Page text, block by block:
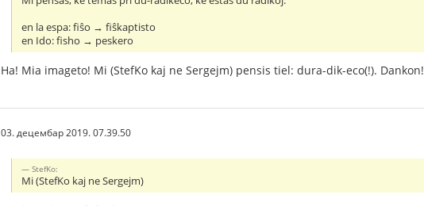
en la espa: fiŝo → fiŝkaptisto
en Ido: fisho → peskero
Ha! Mia imageto! Mi (StefKo kaj ne Sergejm) pensis tiel: dura-dik-eco(!). Dankon!
03. децембар 2019. 07.39.50
StefKo:
Mi (StefKo kaj ne Sergejm)